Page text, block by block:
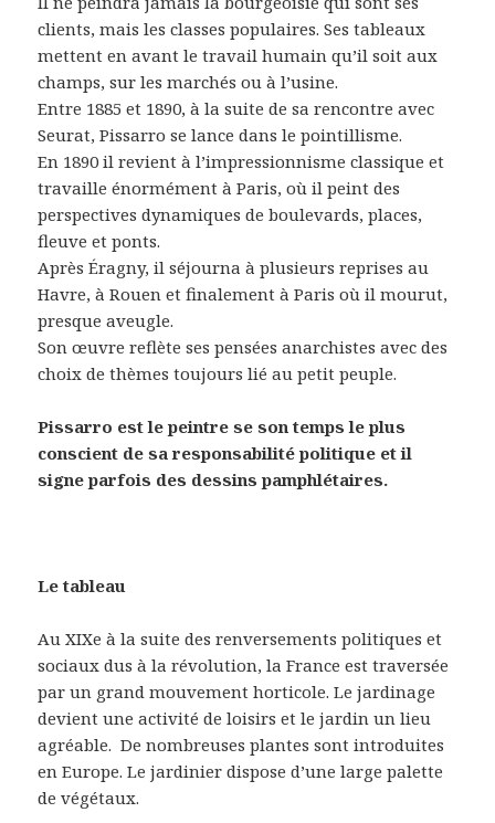
clients, mais les classes populaires. Ses tableaux
mettent en avant le travail humain qu’il soit aux
champs, sur les marchés ou à l’usine.
Entre 1885 et 1890, à la suite de sa rencontre avec
Seurat, Pissarro se lance dans le pointillisme.
En 1890 il revient à l’impressionnisme classique et
travaille énormément à Paris, où il peint des
perspectives dynamiques de boulevards, places,
fleuve et ponts.
Après Éragny, il séjourna à plusieurs reprises au
Havre, à Rouen et finalement à Paris où il mourut,
presque aveugle.
Son œuvre reflète ses pensées anarchistes avec des
choix de thèmes toujours lié au petit peuple.
Pissarro est le peintre se son temps le plus
conscient de sa responsabilité politique et il
signe parfois des dessins pamphlétaires.
Le tableau
Au XIXe à la suite des renversements politiques et
sociaux dus à la révolution, la France est traversée
par un grand mouvement horticole. Le jardinage
devient une activité de loisirs et le jardin un lieu
agréable. De nombreuses plantes sont introduites
en Europe. Le jardinier dispose d’une large palette
de végétaux.